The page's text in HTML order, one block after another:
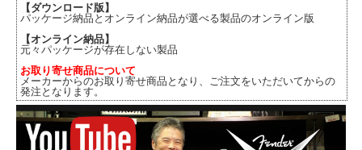
【ダウンロード版】
パッケージ納品とオンライン納品が選べる製品のオンライン版
【オンライン納品】
元々パッケージが存在しない製品
お取り寄せ商品について
メーカーからのお取り寄せ商品となり、ご注文をいただいてからの
発注となります。